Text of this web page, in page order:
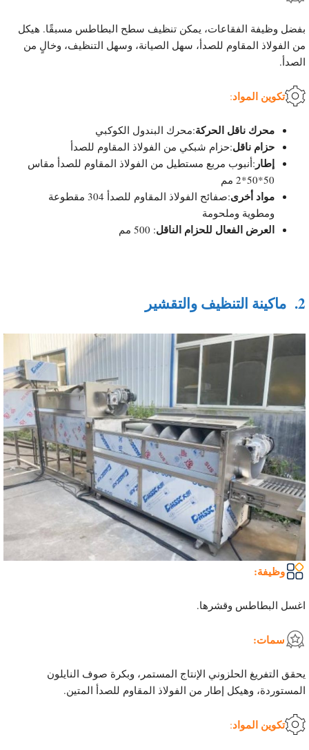
بفضل وظيفة الفقاعات، يمكن تنظيف سطح البطاطس مسبقًا. هيكل
من الفولاذ المقاوم للصدأ، سهل الصيانة، وسهل التنظيف، وخالٍ من
الصدأ.
تكوين المواد:
محرك ناقل الحركة:محرك البندول الكوكبي
حزام ناقل:حزام شبكي من الفولاذ المقاوم للصدأ
إطار:أنبوب مربع مستطيل من الفولاذ المقاوم للصدأ مقاس
50*50*2 مم
مواد أخرى
:صفائح الفولاذ المقاوم للصدأ 304 مقطوعة
ومطوية وملحومة
العرض الفعال للحزام الناقل: 500 مم
2. ماكينة التنظيف والتقشير
وظيفة:
اغسل البطاطس وقشرها.
سمات:
يحقق التفريغ الحلزوني الإنتاج المستمر، وبكرة صوف النايلون
المستوردة، وهيكل إطار من الفولاذ المقاوم للصدأ المتين.
تكوين المواد: